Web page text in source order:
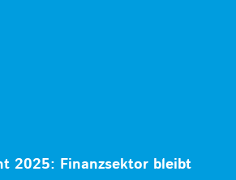
2025: Finanzsektor bleibt